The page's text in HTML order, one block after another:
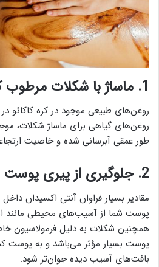
1. ماساژ با شکلات مرطوب کننده قوی پوست
روغن‌های طبیعی موجود در کره کاکائو
روغن‌های گیاهی برای ماساژ شکلات،
طور عمقی آبرسانی شده و خاصیت
2. جلوگیری از پیری پوست
مقادیر بسیار فراوان آنتی اکسیدان
پوست شما از آسیب‌های محیطی مانند
همچنین شکلات به دلیل فرمولاسیون
پوست بسیار مؤثر می‌باشد و به پوست
بافت‌های آسیب دیده جوان‌تر شود.